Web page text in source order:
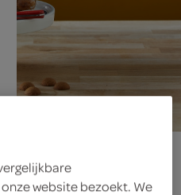
website bezoekt. We